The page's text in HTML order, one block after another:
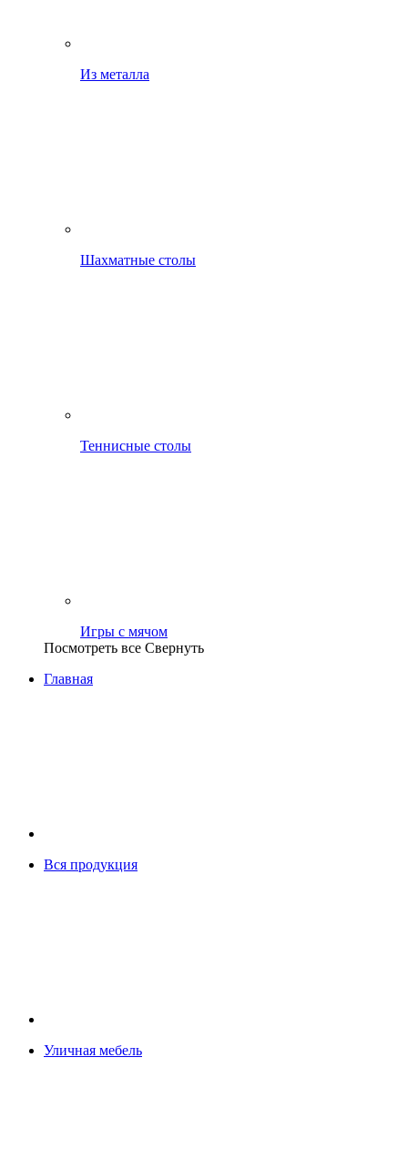
Из металла
Шахматные столы
Теннисные столы
Игры с мячом
Посмотреть все Свернуть
Главная
Вся продукция
Уличная мебель